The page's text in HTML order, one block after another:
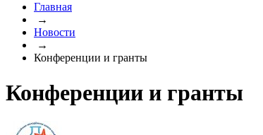
Главная
→
Новости
→
Конференции и гранты
Конференции и гранты